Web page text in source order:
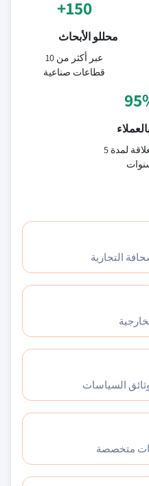
150+
محللو الأبحاث
عبر أكثر من 10
قطاعات صناعية
قيمة العلاقة لمدة 5
التجارية
السياسات
متخصصة